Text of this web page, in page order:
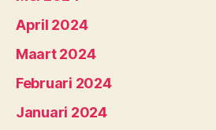
April 2024
Maart 2024
Februari 2024
Januari 2024